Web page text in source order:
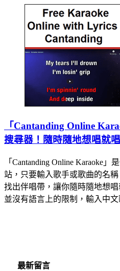
「Cantanding Online
搜尋器！隨時隨地想唱就唱
「Cantanding Online Karaoke
站，只要輸入歌手或歌曲的名
找出伴唱帶，讓你隨時隨地想
並沒有語言上的限制，輸入中
最新留言